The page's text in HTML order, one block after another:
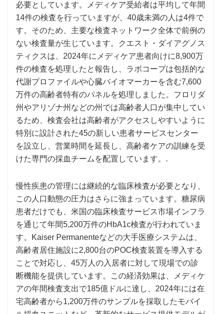
必要としています。メディケア受給者は平均して年間
14件の検査を行っていますが、40歳未満の人は4件で
す。そのため、主要な検査ネットワーク全体で前例の
ない検査量が生じています。クエスト・ダイアグノス
ティクスは、2024年にメディケア患者向けに8,900万
件の検査を処理したと報告し、ラボコープは包括的な
代謝プロファイルや心臓バイオマーカーを含む7,600
万件の高齢者特有のパネルを処理しました。フロリダ
州やアリゾナ州などの州では高齢者人口が集中してい
るため、検査会社は高齢者がアクセスしやすいように
特別に設計された45の新しい患者サービスセンター
を設立し、営業時間を延長し、高齢者ケアの訓練を受
けた専門の採血チームを配置しています。.
慢性疾患の管理には継続的な臨床検査が必要となり、
この人口動態の圧力はさらに強まっています。糖尿病
患者だけでも、米国の臨床検査サービス市場インフラ
を通じて年間5,200万件のHbA1c検査が行われていま
す。Kaiser Permanenteなどの大手医療システムは、
高齢者居住施設に2,800台のPOC検査装置を導入する
ことで対応し、45万人の入居者に対して現場での診
断機能を提供しています。この経済効果は、メディケ
アの年間検査支出で185億ドルに達し、2024年には在
宅高齢者から1,200万件のサンプルを採取したモバイ